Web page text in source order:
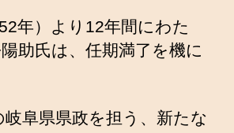
年）より12年間にわた
助氏は、任期満了を機に
阜県県政を担う、新たな